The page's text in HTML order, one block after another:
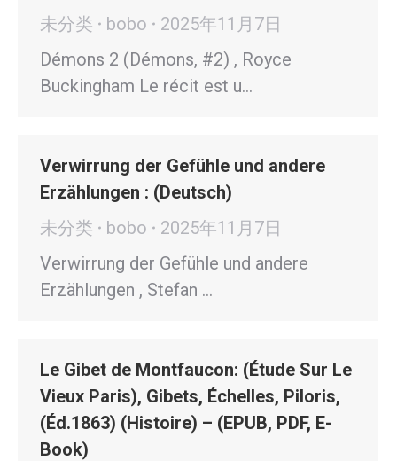
未分类
bobo
2025年11月7日
Démons 2 (Démons, #2) , Royce
Buckingham Le récit est u…
Verwirrung der Gefühle und andere
Erzählungen : (Deutsch)
未分类
bobo
2025年11月7日
Verwirrung der Gefühle und andere
Erzählungen , Stefan …
Le Gibet de Montfaucon: (Étude Sur Le
Vieux Paris), Gibets, Échelles, Piloris,
(Éd.1863) (Histoire) – (EPUB, PDF, E-
Book)